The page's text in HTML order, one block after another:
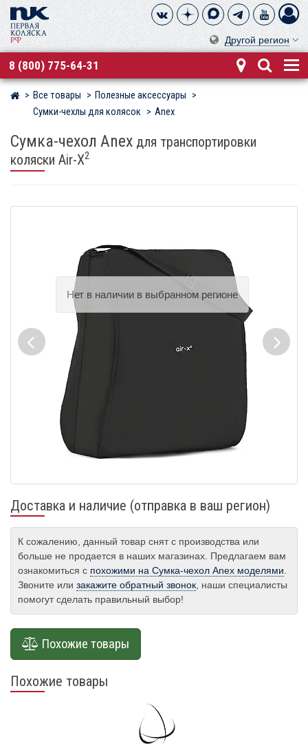
Другой регион
8 (800) 775-64-31
Магазин детских колясок
Все товары
Полезные аксессуары
Сумки-чехлы для колясок
Anex
Сумка-чехол Anex для транспортировки
коляски Air-X2
Доставка и наличие (отправка в ваш регион)
К сожалению, данный товар снят с производства или
больше не продается в наших магазинах. Предлагаем вам
ознакомиться с похожими на Сумка-чехол Anex моделями
Звоните или закажите обратный звонок , наши специалисты
помогут сделать правильный выбор!
Похожие товары
Похожие товары